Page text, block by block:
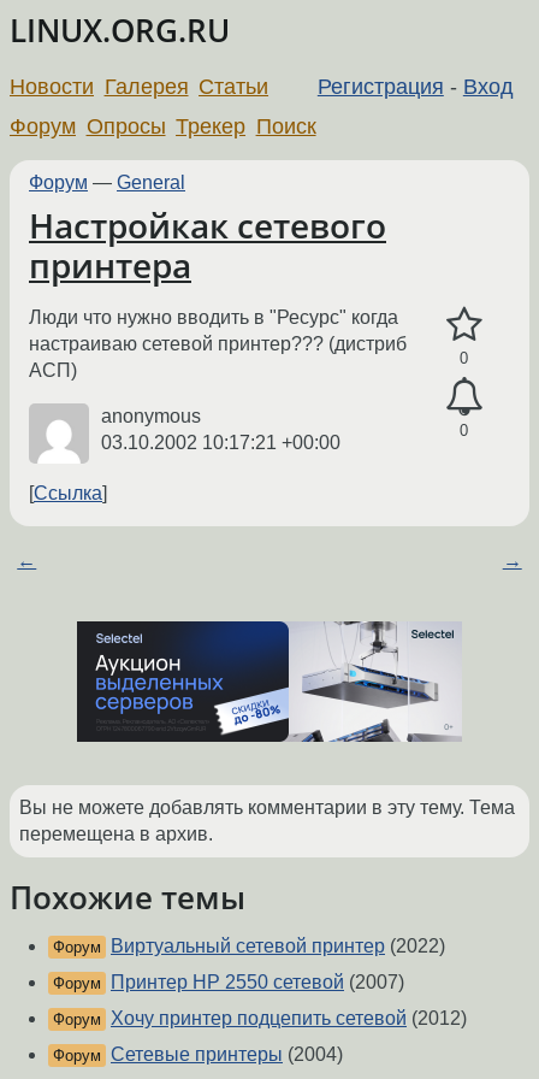
LINUX.ORG.RU
Регистрация - Вход
Новости Галерея Статьи
Форум Опросы Трекер Поиск
Форум — General
Настройкак сетевого
принтера
0
0
Люди что нужно вводить в "Ресурс" когда
настраиваю сетевой принтер??? (дистриб
АСП)
anonymous
03.10.2002 10:17:21 +00:00
Ссылка
← →
Вы не можете добавлять комментарии в эту тему. Тема
перемещена в архив.
Похожие темы
Форум Виртуальный сетевой принтер (2022)
Форум Принтер НР 2550 сетевой (2007)
Форум Хочу принтер подцепить сетевой (2012)
Форум Сетевые принтеры (2004)